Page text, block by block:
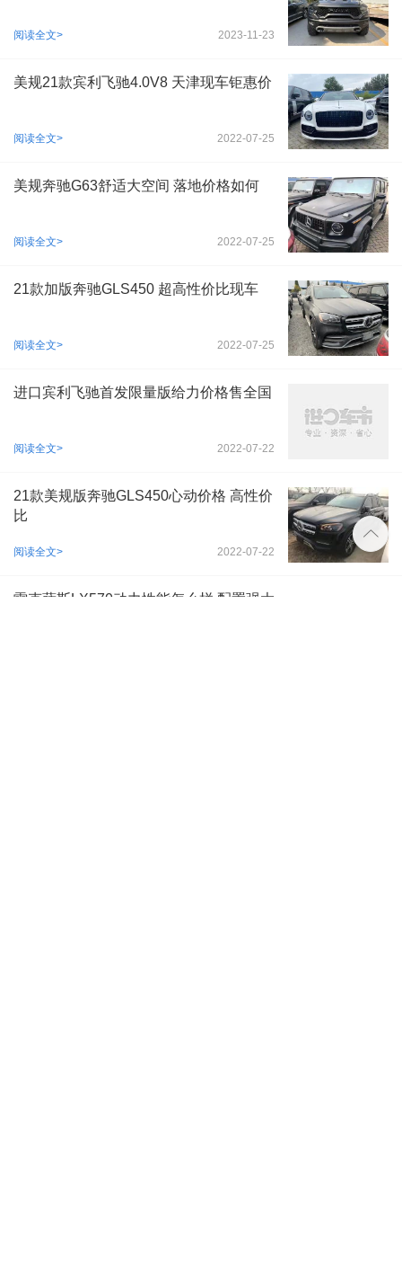
2023-11-23
阅读全文>
美规21款宾利飞驰4.0V8 天津现车钜惠价
2022-07-25
阅读全文>
美规奔驰G63舒适大空间 落地价格如何
2022-07-25
阅读全文>
21款加版奔驰GLS450 超高性价比现车
2022-07-25
阅读全文>
进口宾利飞驰首发限量版给力价格售全国
2022-07-22
阅读全文>
21款美规版奔驰GLS450心动价格 高性价
比
2022-07-22
阅读全文>
雷克萨斯LX570动力性能怎么样 配置强大
